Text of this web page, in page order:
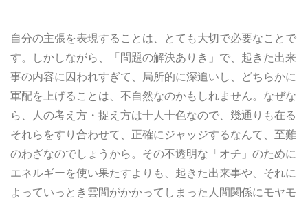
自分の主張を表現することは、とても大切で必要なことで
す。しかしながら、「問題の解決ありき」で、起きた出来
事の内容に囚われすぎて、局所的に深追いし、どちらかに
軍配を上げることは、不自然なのかもしれません。なぜな
ら、人の考え方・捉え方は十人十色なので、幾通りも在る
それらをすり合わせて、正確にジャッジするなんて、至難
のわざなのでしょうから。その不透明な「オチ」のために
エネルギーを使い果たすよりも、起きた出来事や、それに
よっていっとき雲間がかかってしまった人間関係にモヤモ